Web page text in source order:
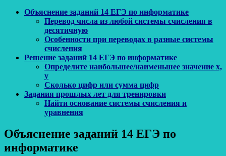
Объяснение заданий 14 ЕГЭ по информатике
Перевод числа из любой системы счисления в
десятичную
Особенности при переводах в разные системы
счисления
Решение заданий 14 ЕГЭ по информатике
Определите наибольшее/наименьшее значение x,
y
Сколько цифр или сумма цифр
Задания прошлых лет для тренировки
Найти основание системы счисления и
уравнения
Объяснение заданий 14 ЕГЭ по
информатике